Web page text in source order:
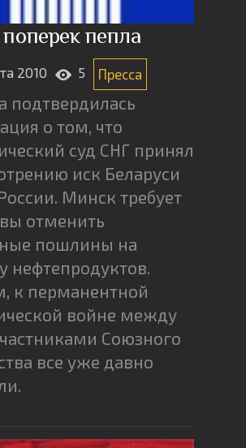
пепла
2010 5 Пресса
подтвердилась
о том, что
суд СНГ принял
иск Беларуси
Минск требует
отменить
пошлины на
нефтепродуктов.
к перманентной
войне между
Союзного
все уже давно